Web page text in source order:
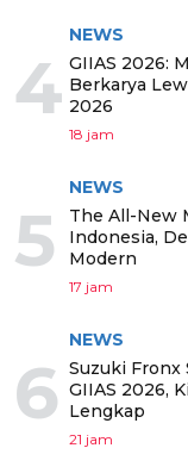
4
NEWS
GIIAS 2026:
Berkarya
2026
18 jam
5
NEWS
The All-New
Indonesia,
Modern
17 jam
6
NEWS
Suzuki Fronx
GIIAS 2026,
Lengkap
21 jam